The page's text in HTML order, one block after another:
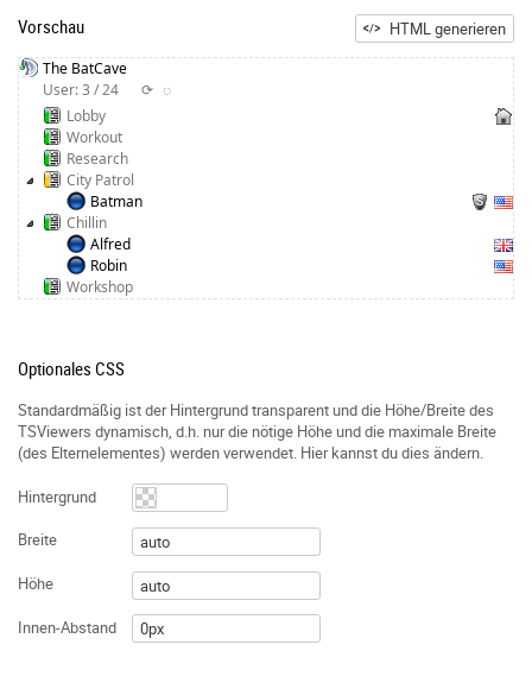
HTML generieren
Vorschau
The BatCave
User: 3 / 24
⟳ ◌
Lobby
Workout
Research
City Patrol
Batman
Chillin
Alfred
Robin
Workshop
Optionales CSS
Standardmäßig ist der Hintergrund transparent und die Höhe/Breite des
TSViewers dynamisch, d.h. nur die nötige Höhe und die maximale Breite
(des Elternelementes) werden verwendet. Hier kannst du dies ändern.
Hintergrund
Breite
Höhe
Innen-Abstand